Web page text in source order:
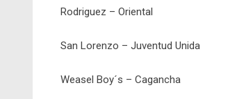
Rodriguez – Oriental
San Lorenzo – Juventud Unida
Weasel Boy´s – Cagancha